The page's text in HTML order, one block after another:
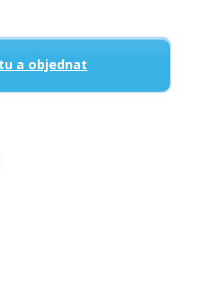
a objednat